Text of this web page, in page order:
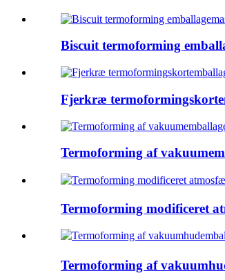
Biscuit termoforming
Fjerkræ
Termoforming af
Termoforming modificeret
Termoforming af